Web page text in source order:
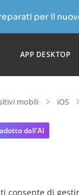
per il
APP DESKTOP
mobili iOS
dall'AI
consente di